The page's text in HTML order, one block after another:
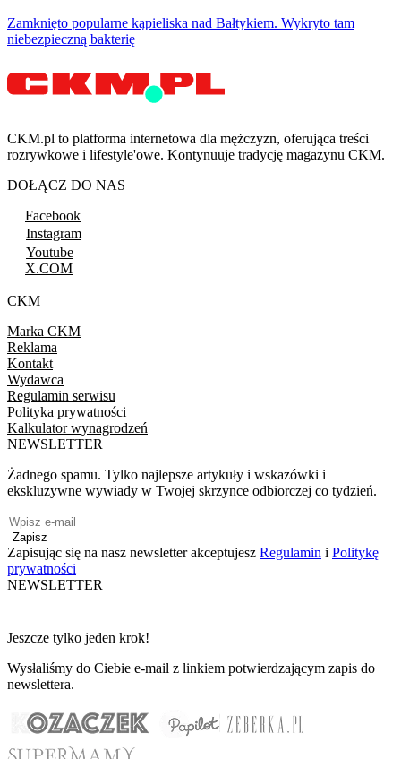
Zamknięto popularne kąpieliska nad Bałtykiem. Wykryto tam
niebezpieczną bakterię
CKM.pl to platforma internetowa dla mężczyzn, oferująca treści
rozrywkowe i lifestyle'owe. Kontynuuje tradycję magazynu CKM.
DOŁĄCZ DO NAS
Facebook
Instagram
Youtube
X.COM
CKM
Marka CKM
Reklama
Kontakt
Wydawca
Regulamin serwisu
Polityka prywatności
Kalkulator wynagrodzeń
NEWSLETTER
Żadnego spamu. Tylko najlepsze artykuły i wskazówki i
ekskluzywne wywiady w Twojej skrzynce odbiorczej co tydzień.
Zapisz
Zapisując się na nasz newsletter akceptujesz Regulamin i Politykę
prywatności
NEWSLETTER
Jeszcze tylko jeden krok!
Wysłaliśmy do Ciebie e-mail z linkiem potwierdzającym zapis do
newslettera.